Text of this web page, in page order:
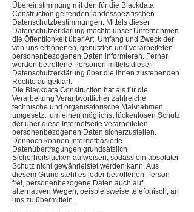
Übereinstimmung mit den für die Blackdata
Construction geltenden landesspezifischen
Datenschutzbestimmungen. Mittels dieser
Datenschutzerklärung möchte unser Unternehmen
die Öffentlichkeit über Art, Umfang und Zweck der
von uns erhobenen, genutzten und verarbeiteten
personenbezogenen Daten informieren. Ferner
werden betroffene Personen mittels dieser
Datenschutzerklärung über die ihnen zustehenden
Rechte aufgeklärt.
Die Blackdata Construction hat als für die
Verarbeitung Verantwortlicher zahlreiche
technische und organisatorische Maßnahmen
umgesetzt, um einen möglichst lückenlosen Schutz
der über diese Internetseite verarbeiteten
personenbezogenen Daten sicherzustellen.
Dennoch können Internetbasierte
Datenübertragungen grundsätzlich
Sicherheitslücken aufweisen, sodass ein absoluter
Schutz nicht gewährleistet werden kann. Aus
diesem Grund steht es jeder betroffenen Person
frei, personenbezogene Daten auch auf
alternativen Wegen, beispielsweise telefonisch, an
uns zu übermitteln.